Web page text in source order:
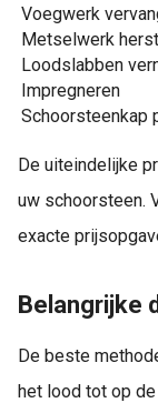
Voegwerk
Metselwerk
Loodslabben
Impregneren
Schoorsteenkap
De uiteindelijke
uw schoorsteen.
exacte
Belangrijke
De beste
het lood tot op